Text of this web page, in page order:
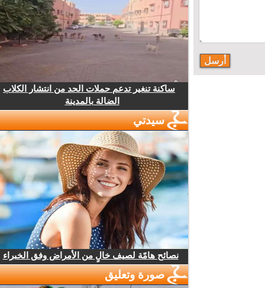
ساكنة تنغير تدعم حملات الحد من انتشار الكلاب
الضالة بالمدينة
سيدتي
نصائح هامّة لصيف خالٍ من الأمراض وفق الخبراء
صورة وتعليق